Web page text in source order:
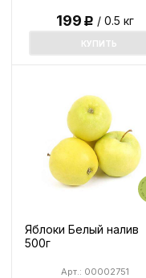
199Р / 0.5 кг
КУПИТЬ
Яблоки Белый налив
500г
Арт.: 00002751